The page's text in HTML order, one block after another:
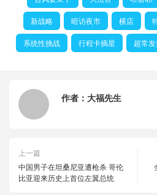
新战略 暗访夜市 横店
系统性挑战 行程卡摘星 超常
作者： 大福先生
上一篇
中国男子在坦桑尼亚遭枪杀 哥伦
比亚迎来历史上首位左翼总统